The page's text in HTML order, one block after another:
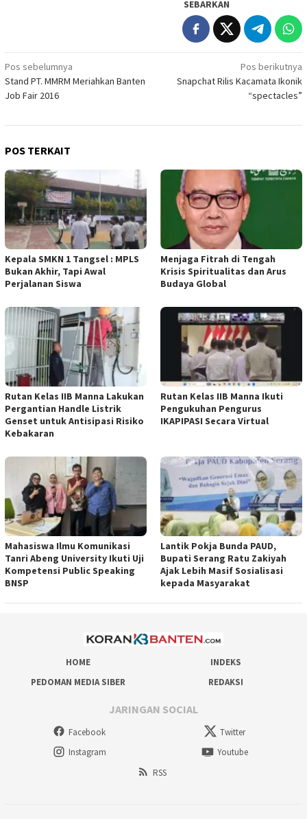
SEBARKAN
Navigasi
pos
Pos sebelumnya
Stand PT. MMRM Meriahkan Banten
Job Fair 2016
Pos berikutnya
Snapchat Rilis Kacamata Ikonik
“spectacles”
POS TERKAIT
Kepala SMKN 1 Tangsel : MPLS
Bukan Akhir, Tapi Awal
Perjalanan Siswa
Menjaga Fitrah di Tengah
Krisis Spiritualitas dan Arus
Budaya Global
Rutan Kelas IIB Manna Lakukan
Pergantian Handle Listrik
Genset untuk Antisipasi Risiko
Kebakaran
Rutan Kelas IIB Manna Ikuti
Pengukuhan Pengurus
IKAPIPASI Secara Virtual
Mahasiswa Ilmu Komunikasi
Tanri Abeng University Ikuti Uji
Kompetensi Public Speaking
BNSP
Lantik Pokja Bunda PAUD,
Bupati Serang Ratu Zakiyah
Ajak Lebih Masif Sosialisasi
kepada Masyarakat
HOME
INDEKS
PEDOMAN MEDIA SIBER
REDAKSI
JARINGAN SOCIAL
Facebook
Twitter
Instagram
Youtube
RSS